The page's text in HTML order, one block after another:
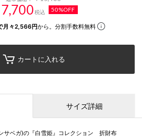
7,700税込 50%OFF
月々2,566円から。分割手数料無料
カートに入れる
サイズ詳細
サベガ)の『白雪姫』コレクション 折財布